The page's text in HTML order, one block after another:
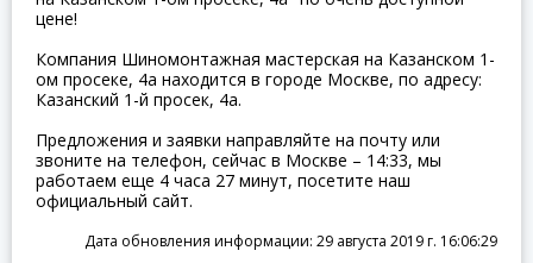
цене!
Компания Шиномонтажная мастерская на Казанском 1-
ом просеке, 4а находится в городе Москве, по адресу:
Казанский 1-й просек, 4а.
Предложения и заявки направляйте на почту или
звоните на телефон, сейчас в Москве – 14:33, мы
работаем еще 4 часа 27 минут, посетите наш
официальный сайт.
Дата обновления информации: 29 августа 2019 г. 16:06:29